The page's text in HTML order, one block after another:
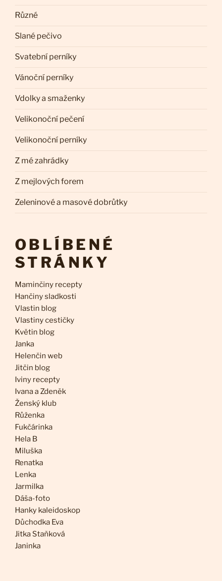
Různé
Slané pečivo
Svatební perníky
Vánoční perníky
Vdolky a smaženky
Velikonoční pečení
Velikonoční perníky
Z mé zahrádky
Z mejlových forem
Zeleninové a masové dobrůtky
OBLÍBENÉ
STRÁNKY
Maminčiny recepty
Hančiny sladkosti
Vlastin blog
Vlastiny cestičky
Květin blog
Janka
Helenčin web
Jitčin blog
Iviny recepty
Ivana a Zdeněk
Ženský klub
Růženka
Fukčárinka
Hela B
Miluška
Renatka
Lenka
Jarmilka
Dáša-foto
Hanky kaleidoskop
Důchodka Eva
Jitka Staňková
Janinka